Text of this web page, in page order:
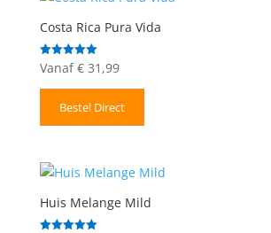
Costa Rica Pura Vida
Gewaardeerd
5.00
Vanaf €31,99
Bestel Direct
Huis Melange Mild